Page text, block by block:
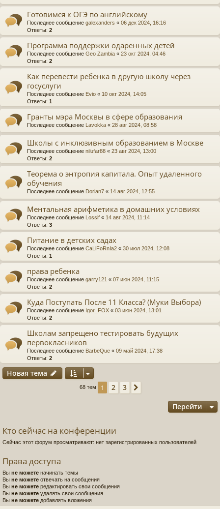
Готовимся к ОГЭ по английскому
Последнее сообщение galexanders « 06 дек 2024, 16:16
Ответы: 2
Программа поддержки одаренных детей
Последнее сообщение Geo Zambia « 23 окт 2024, 04:46
Ответы: 2
Как перевести ребенка в другую школу через
госуслуги
Последнее сообщение Evio « 10 окт 2024, 14:05
Ответы: 1
Гранты мэра Москвы в сфере образования
Последнее сообщение Lavokka « 28 авг 2024, 08:58
Школы с инклюзивным образованием в Москве
Последнее сообщение nilufar88 « 23 авг 2024, 13:00
Ответы: 2
Теорема о энтропия капитала. Опыт удаленного
обучения
Последнее сообщение Dorian7 « 14 авг 2024, 12:55
Ментальная арифметика в домашних условиях
Последнее сообщение Lossif « 14 авг 2024, 11:14
Ответы: 3
Питание в детских садах
Последнее сообщение CaLiFoRnIa2 « 30 июл 2024, 12:08
Ответы: 1
права ребенка
Последнее сообщение garry121 « 07 июн 2024, 11:15
Ответы: 2
Куда Поступать После 11 Класса? (Муки Выбора)
Последнее сообщение Igor_FOX « 03 июн 2024, 13:01
Ответы: 2
Школам запрещено тестировать будущих
первокласников
Последнее сообщение BarbeQue « 09 май 2024, 17:38
Ответы: 2
Новая тема
68 тем 1 2 3
Перейти
Кто сейчас на конференции
Сейчас этот форум просматривают: нет зарегистрированных пользователей
Права доступа
Вы не можете начинать темы
Вы не можете отвечать на сообщения
Вы не можете редактировать свои сообщения
Вы не можете удалять свои сообщения
Вы не можете добавлять вложения